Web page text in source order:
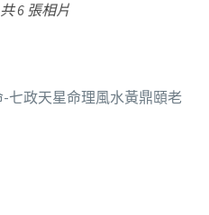
張相片
七政天星命理風水黃鼎頤老